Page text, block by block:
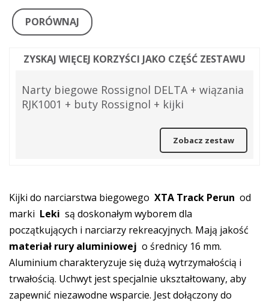
PORÓWNAJ
ZYSKAJ WIĘCEJ KORZYŚCI JAKO CZĘŚĆ ZESTAWU
Narty biegowe Rossignol DELTA + wiązania
RJK1001 + buty Rossignol + kijki
Zobacz zestaw
Kijki do narciarstwa biegowego XTA Track Perun od
marki Leki są doskonałym wyborem dla
początkujących i narciarzy rekreacyjnych. Mają jakość
materiał rury aluminiowej o średnicy 16 mm.
Aluminium charakteryzuje się dużą wytrzymałością i
trwałością. Uchwyt jest specjalnie ukształtowany, aby
zapewnić niezawodne wsparcie. Jest dołączony do